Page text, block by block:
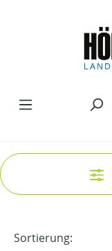
Sortierung: